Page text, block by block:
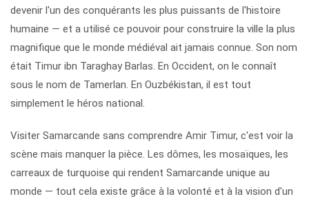
devenir l'un des conquérants les plus puissants de l'histoire
humaine — et a utilisé ce pouvoir pour construire la ville la plus
magnifique que le monde médiéval ait jamais connue. Son nom
était Timur ibn Taraghay Barlas. En Occident, on le connaît
sous le nom de Tamerlan. En Ouzbékistan, il est tout
simplement le héros national.
Visiter Samarcande sans comprendre Amir Timur, c'est voir la
scène mais manquer la pièce. Les dômes, les mosaïques, les
carreaux de turquoise qui rendent Samarcande unique au
monde — tout cela existe grâce à la volonté et à la vision d'un